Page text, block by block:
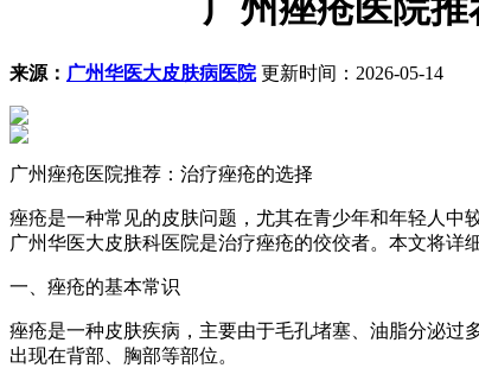
广州痤疮医院
来源： 广州华医大皮肤病医院更新时间：2026-05-14
广州痤疮医院推荐：治疗痤疮的选择
痤疮是一种常见的皮肤问题，尤其在青少年和年轻人中
广州华医大皮肤科医院是治疗痤疮的佼佼者。本文将详
一、痤疮的基本常识
痤疮是一种皮肤疾病，主要由于毛孔堵塞、油脂分泌过
出现在背部、胸部等部位。